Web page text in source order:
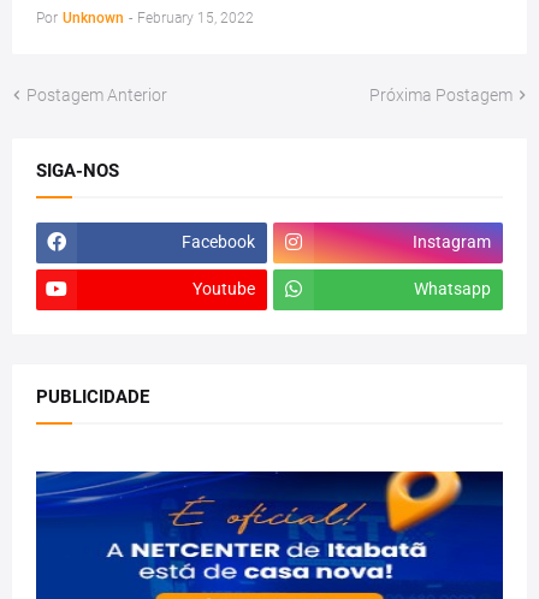
Por Unknown - February 15, 2022
Postagem Anterior Próxima Postagem
SIGA-NOS
Facebook Instagram
Youtube Whatsapp
PUBLICIDADE